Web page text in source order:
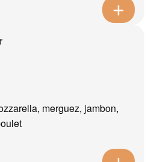
merguez, jambon,